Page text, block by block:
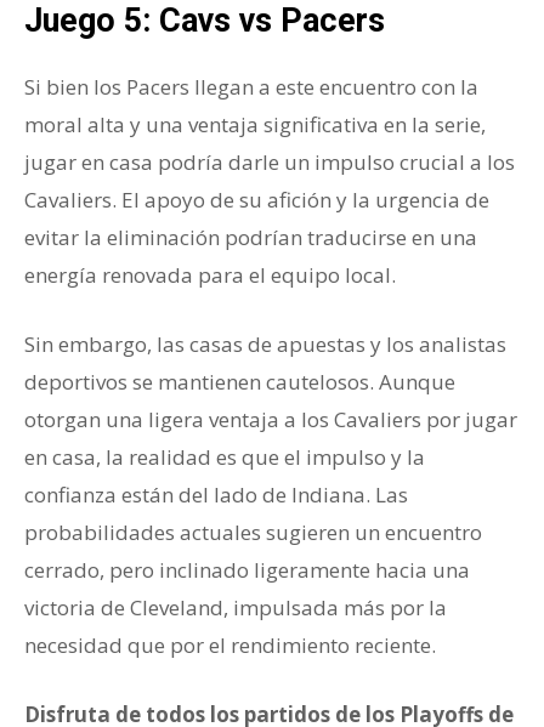
Juego 5: Cavs vs Pacers
Si bien los Pacers llegan a este encuentro con la
moral alta y una ventaja significativa en la serie,
jugar en casa podría darle un impulso crucial a los
Cavaliers. El apoyo de su afición y la urgencia de
evitar la eliminación podrían traducirse en una
energía renovada para el equipo local.
Sin embargo, las casas de apuestas y los analistas
deportivos se mantienen cautelosos. Aunque
otorgan una ligera ventaja a los Cavaliers por jugar
en casa, la realidad es que el impulso y la
confianza están del lado de Indiana. Las
probabilidades actuales sugieren un encuentro
cerrado, pero inclinado ligeramente hacia una
victoria de Cleveland, impulsada más por la
necesidad que por el rendimiento reciente.
Disfruta de todos los partidos de los Playoffs de